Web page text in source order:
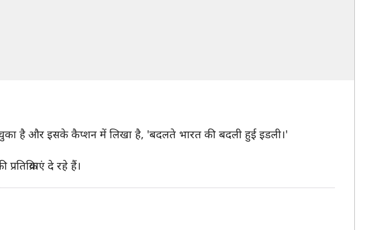
है और इसके कैप्शन में लिखा है, 'बदलते भारत की बदली हुई इडली।'
दे रहे हैं।